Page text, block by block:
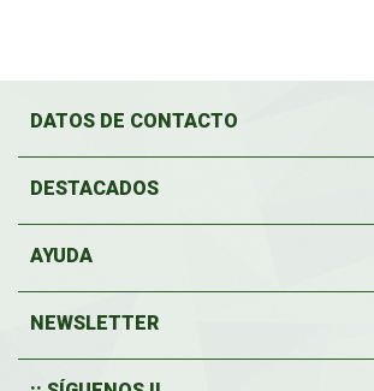
DATOS DE CONTACTO
DESTACADOS
AYUDA
NEWSLETTER